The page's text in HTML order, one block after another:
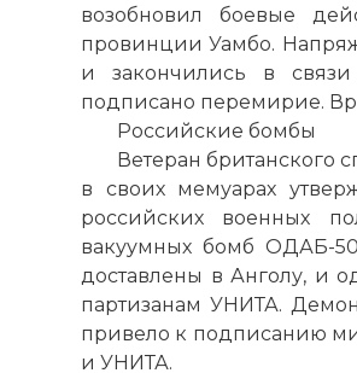
возобновил боевые
провинции Уамбо.
и закончились в
подписано перемирие.
Российские бомбы
Ветеран британского
в своих мемуарах
российских военных
вакуумных бомб ОДАБ-
доставлены в Анголу, и
партизанам УНИТА.
привело к подписанию
и УНИТА.